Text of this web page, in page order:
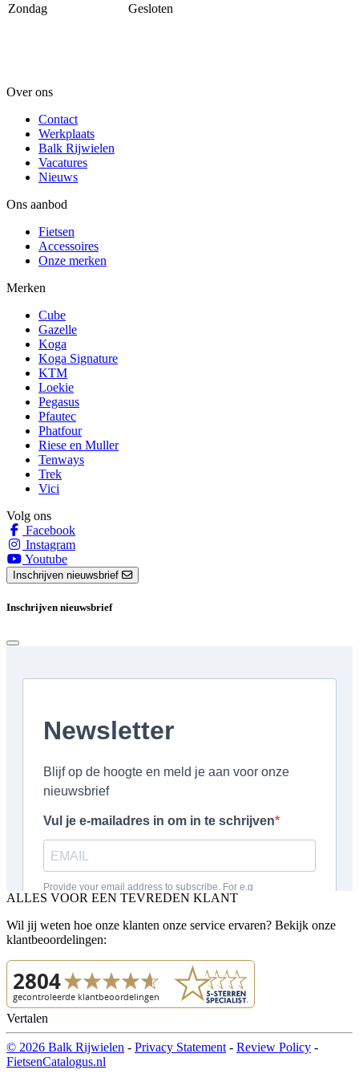
Zondag
Gesloten
Over ons
Contact
Werkplaats
Balk Rijwielen
Vacatures
Nieuws
Ons aanbod
Fietsen
Accessoires
Onze merken
Merken
Cube
Gazelle
Koga
Koga Signature
KTM
Loekie
Pegasus
Pfautec
Phatfour
Riese en Muller
Tenways
Trek
Vici
Volg ons
Facebook
Instagram
Youtube
Inschrijven nieuwsbrief
Inschrijven nieuwsbrief
ALLES VOOR EEN TEVREDEN KLANT
Wil jij weten hoe onze klanten onze service ervaren? Bekijk onze
klantbeoordelingen:
Vertalen
© 2026 Balk Rijwielen - Privacy Statement - Review Policy -
FietsenCatalogus.nl